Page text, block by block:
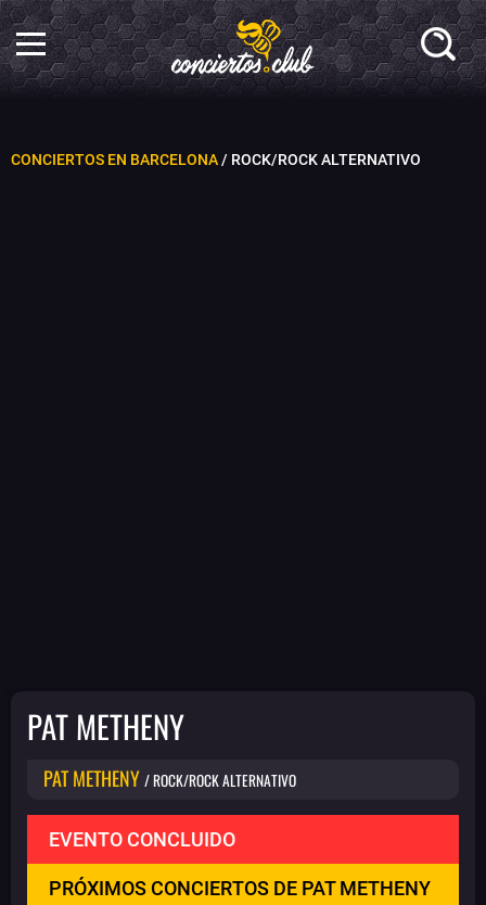
CONCIERTOS EN BARCELONA/ ROCK/ROCK ALTERNATIVO
PAT METHENY
PAT METHENY / ROCK/ROCK ALTERNATIVO
EVENTO CONCLUIDO
PRÓXIMOS CONCIERTOS DE PAT METHENY